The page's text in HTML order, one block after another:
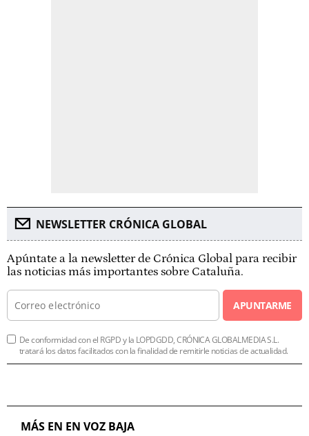
NEWSLETTER CRÓNICA GLOBAL
Apúntate a la newsletter de Crónica Global para recibir
las noticias más importantes sobre Cataluña.
APUNTARME
De conformidad con el RGPD y la LOPDGDD, CRÓNICA GLOBALMEDIA S.L.
tratará los datos facilitados con la finalidad de remitirle noticias de actualidad.
MÁS EN EN VOZ BAJA